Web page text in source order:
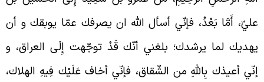
أَمَّا بَعْدُ، فإنّي أسأل الله ان يصرفك عمّا يوبقك و أن
لما يرشدك؛ بلغني أنّك قَدْ توجّهت إِلَى العراق، و
أعيذك بِاللَّهِ من الشّقاق، فإنّي أخاف عَلَيْك فِيهِ الهلاك،